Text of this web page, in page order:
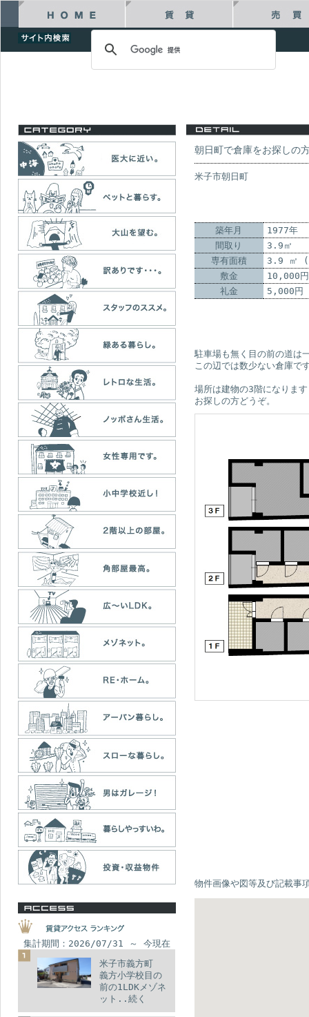
集計期間：2026/07/31 ～ 今現在
米子市義方町
義方小学校目の
前の1LDKメゾネ
ット..続く
朝日町で倉庫をお探しの
米子市朝日町
築年月
1977年
間取り
3.9㎡
専有面積
3.9 ㎡
敷金
10,000円
礼金
5,000円
駐車場も無く目の前の道は
この辺では数少ない倉庫で
場所は建物の3階になります
お探しの方どうぞ。
物件画像や図等及び記載事